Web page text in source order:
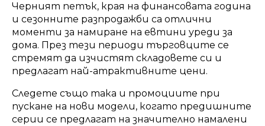
Черният петък, края на финансовата година
и сезонните разпродажби са отлични
моменти за намиране на евтини уреди за
дома. През тези периоди търговците се
стремят да изчистят складовете си и
предлагат най-атрактивните цени.
Следете също така и промоциите при
пускане на нови модели, когато предишните
серии се предлагат на значително намалени